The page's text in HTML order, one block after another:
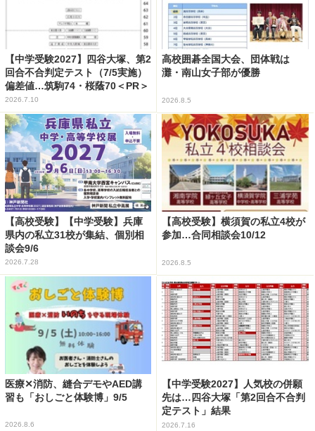
【中学受験2027】四谷大塚、第2
回合不合判定テスト（7/5実施）
偏差値…筑駒74・桜蔭70＜PR＞
2026.7.10
高校囲碁全国大会、団体戦は
灘・南山女子部が優勝
2026.8.5
【高校受験】【中学受験】兵庫
県内の私立31校が集結、個別相
談会9/6
2026.7.28
【高校受験】横須賀の私立4校が
参加…合同相談会10/12
2026.8.5
医療✕消防、縫合デモやAED講
習も「おしごと体験博」9/5
2026.8.6
【中学受験2027】人気校の併願
先は…四谷大塚「第2回合不合判
定テスト」結果
2026.7.16